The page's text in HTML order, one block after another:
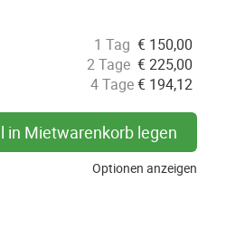
1 Tag € 150,00
2 Tage €225,00
4 Tage€ 194,12
in Mietwarenkorb legen
Optionen anzeigen